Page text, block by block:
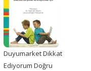
Duyumarket Dikkat
Ediyorum Doğru